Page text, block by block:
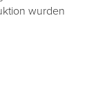
wurden